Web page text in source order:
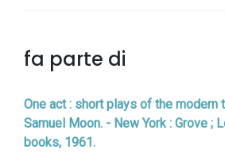
fa parte di
One act : short plays of the
Samuel Moon. - New York : Grove ;
books, 1961.